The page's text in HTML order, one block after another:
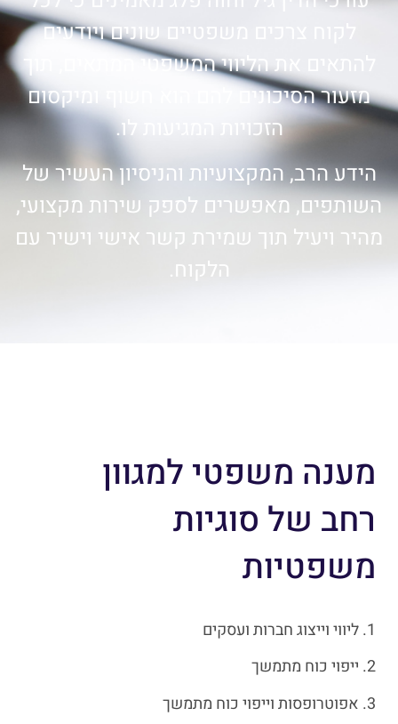
לקוח צרכים משפטיים שונים ויודעים
להתאים את הליווי המשפטי המתאים, תוך
מזעור הסיכונים להם הוא חשוף ומיקסום
הזכויות המגיעות לו.
הידע הרב, המקצועיות והניסיון העשיר של
השותפים, מאפשרים לספק שירות מקצועי,
מהיר ויעיל תוך שמירת קשר אישי וישיר עם
הלקוח.
מענה משפטי למגוון
רחב של סוגיות
משפטיות
1. ליווי וייצוג חברות ועסקים
2. ייפוי כוח מתמשך
3. אפוטרופסות וייפוי כוח מתמשך